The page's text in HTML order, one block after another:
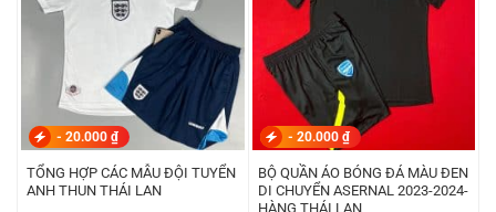
- 20.000 ₫
TỔNG HỢP CÁC MẪU ĐỘI TUYỂN
ANH THUN THÁI LAN
- 20.000 ₫
BỘ QUẦN ÁO BÓNG ĐÁ MÀU ĐEN
DI CHUYỂN ASERNAL 2023-2024-
HÀNG THÁI LAN